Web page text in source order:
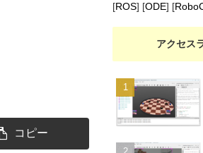
コピー
[ROS] [ODE] [
アクセス